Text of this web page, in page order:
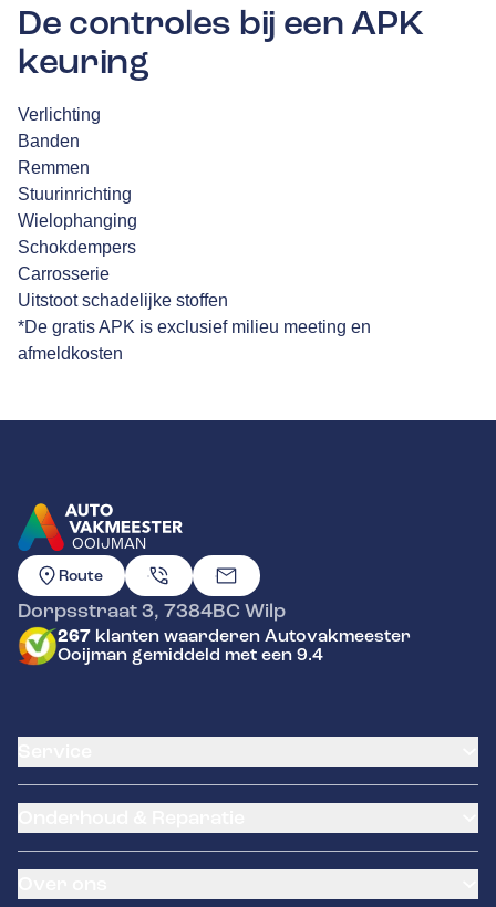
De controles bij een APK
keuring
Verlichting
Banden
Remmen
Stuurinrichting
Wielophanging
Schokdempers
Carrosserie
Uitstoot schadelijke stoffen
*De gratis APK is exclusief milieu meeting en
afmeldkosten
OOIJMAN
GA NAAR DE HOMEPAGINA
Route
Dorpsstraat 3, 7384BC Wilp
267 klanten waarderen Autovakmeester
Ooijman gemiddeld met een 9.4
Banden service
Pechhulp